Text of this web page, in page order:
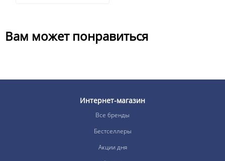
Вам может понравиться
Интернет-магазин
Все бренды
Бестселлеры
Акции дня